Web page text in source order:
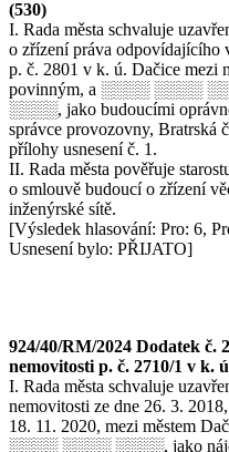
(530)
I. Rada města schvaluje
o zřízení práva odpovídajícího
p. č. 2801 v k. ú. Dačice mezi
povinným, a ░░░░ ░░░░
░░░░, jako budoucími
správce provozovny, Bratrská
přílohy usnesení č. 1.
II. Rada města pověřuje
o smlouvě budoucí o zřízení
inženýrské sítě.
[Výsledek hlasování: Pro: 6,
Usnesení bylo: PŘIJATO]
924/40/RM/2024 Dodatek č.
nemovitosti p. č. 2710/1 v k.
I. Rada města schvaluje
nemovitosti ze dne 26. 3.
18. 11. 2020, mezi městem
░░░░ ░░░░ ░░░░, jako